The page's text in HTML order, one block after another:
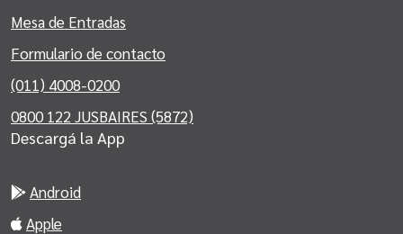
Mesa de Entradas
Formulario de contacto
(011) 4008-0200
0800 122 JUSBAIRES (5872)
Descargá la App
Android
Apple